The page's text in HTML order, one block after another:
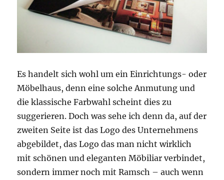
Es handelt sich wohl um ein Einrichtungs- oder
Möbelhaus, denn eine solche Anmutung und
die klassische Farbwahl scheint dies zu
suggerieren. Doch was sehe ich denn da, auf der
zweiten Seite ist das Logo des Unternehmens
abgebildet, das Logo das man nicht wirklich
mit schönen und eleganten Möbiliar verbindet,
sondern immer noch mit Ramsch – auch wenn